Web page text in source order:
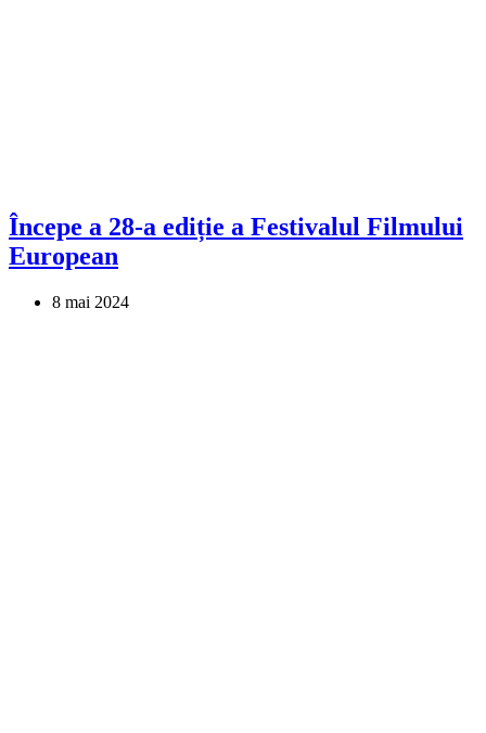
Începe a 28-a ediție a Festivalul Filmului
European
8 mai 2024